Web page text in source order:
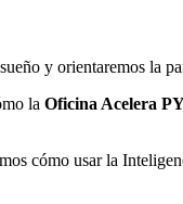
y orientaremos la
la Oficina Acelera
cómo usar la